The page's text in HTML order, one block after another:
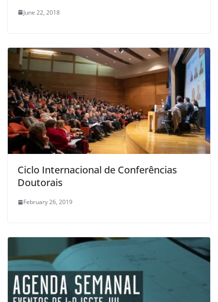
June 22, 2018
Ciclo Internacional de Conferências
Doutorais
February 26, 2019